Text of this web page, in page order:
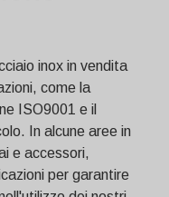
inox in vendita
come la
ISO9001 e il
In alcune aree in
e accessori,
per garantire